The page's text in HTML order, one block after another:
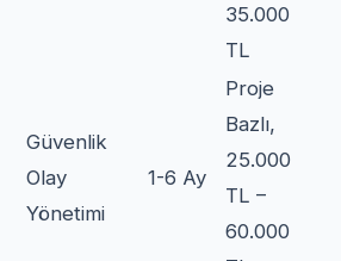
35.000
TL
Güvenlik
Olay
Yönetimi
1-6 Ay
Proje
Bazlı,
25.000
TL –
60.000